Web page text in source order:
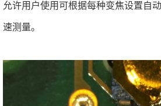
允许用户使用可根据每种变焦设置自
速测量。